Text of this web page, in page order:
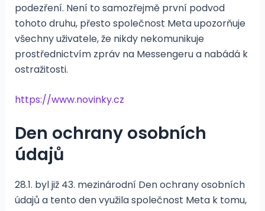
podezření. Není to samozřejmě první podvod
tohoto druhu, přesto společnost Meta upozorňuje
všechny uživatele, že nikdy nekomunikuje
prostřednictvím zpráv na Messengeru a nabádá k
ostražitosti.
https://www.novinky.cz
Den ochrany osobních
údajů
28.1. byl již 43. mezinárodní Den ochrany osobních
údajů a tento den využila společnost Meta k tomu,